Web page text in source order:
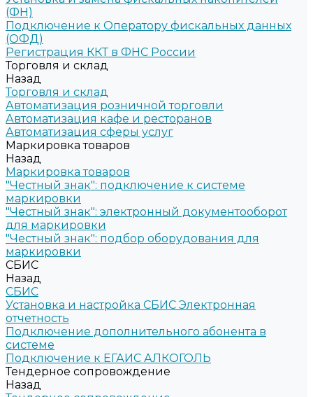
(ФН)
Подключение к Оператору фискальных данных
(ОФД)
Регистрация ККТ в ФНС России
Торговля и склад
Назад
Торговля и склад
Автоматизация розничной торговли
Автоматизация кафе и ресторанов
Автоматизация сферы услуг
Маркировка товаров
Назад
Маркировка товаров
"Честный знак": подключение к системе
маркировки
"Честный знак": электронный документооборот
для маркировки
"Честный знак": подбор оборудования для
маркировки
СБИС
Назад
СБИС
Установка и настройка СБИС Электронная
отчетность
Подключение дополнительного абонента в
системе
Подключение к ЕГАИС АЛКОГОЛЬ
Тендерное сопровождение
Назад